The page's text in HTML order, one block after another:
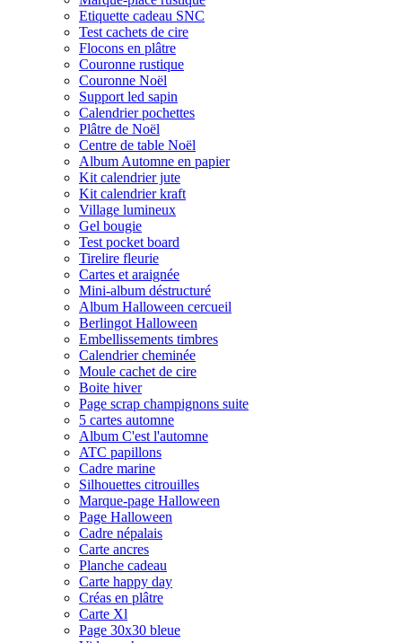
Etiquette cadeau SNC
Test cachets de cire
Flocons en plâtre
Couronne rustique
Couronne Noël
Support led sapin
Calendrier pochettes
Plâtre de Noël
Centre de table Noël
Album Automne en papier
Kit calendrier jute
Kit calendrier kraft
Village lumineux
Gel bougie
Test pocket board
Tirelire fleurie
Cartes et araignée
Mini-album déstructuré
Album Halloween cercueil
Berlingot Halloween
Embellissements timbres
Calendrier cheminée
Moule cachet de cire
Boite hiver
Page scrap champignons suite
5 cartes automne
Album C'est l'automne
ATC papillons
Cadre marine
Silhouettes citrouilles
Marque-page Halloween
Page Halloween
Cadre népalais
Carte ancres
Planche cadeau
Carte happy day
Créas en plâtre
Carte Xl
Page 30x30 bleue